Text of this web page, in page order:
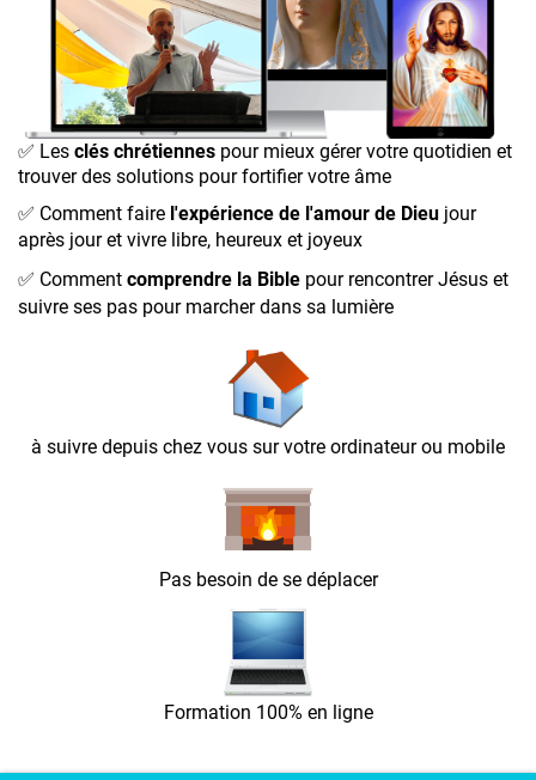
✅ Les clés chrétiennes pour mieux gérer votre quotidien et
trouver des solutions pour fortifier votre âme
✅ Comment faire l'expérience de l'amour de Dieu jour
après jour et vivre libre, heureux et joyeux
✅ Comment comprendre la Bible pour rencontrer Jésus et
suivre ses pas pour marcher dans sa lumière
à suivre depuis chez vous sur votre ordinateur ou mobile
Pas besoin de se déplacer
Formation 100% en ligne